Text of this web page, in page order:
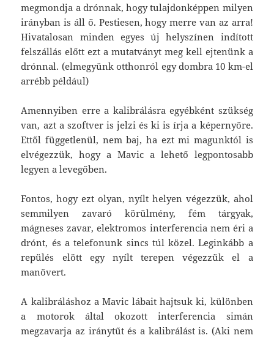
megmondja a drónnak, hogy tulajdonképpen milyen
irányban is áll ő. Pestiesen, hogy merre van az arra!
Hivatalosan minden egyes új helyszínen indított
felszállás előtt ezt a mutatványt meg kell ejtenünk a
drónnal. (elmegyünk otthonról egy dombra 10 km-el
arrébb például)
Amennyiben erre a kalibrálásra egyébként szükség
van, azt a szoftver is jelzi és ki is írja a képernyőre.
Ettől függetlenül, nem baj, ha ezt mi magunktól is
elvégezzük, hogy a Mavic a lehető legpontosabb
legyen a levegőben.
Fontos, hogy ezt olyan, nyílt helyen végezzük, ahol
semmilyen zavaró körülmény, fém tárgyak,
mágneses zavar, elektromos interferencia nem éri a
drónt, és a telefonunk sincs túl közel. Leginkább a
repülés elött egy nyílt terepen végezzük el a
manővert.
A kalibráláshoz a Mavic lábait hajtsuk ki, különben
a motorok által okozott interferencia simán
megzavarja az iránytűt és a kalibrálást is. (Aki nem